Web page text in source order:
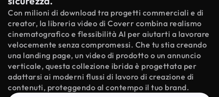
Con milioni di download tra progetti commerciali e di
creator, la libreria video di Coverr combina realismo
cinematografico e flessibilità AI per aiutarti a lavorare
velocemente senza compromessi. Che tu stia creando
una landing page, un video di prodotto o un annuncio
verticale, questa collezione ibrida è progettata per
adattarsi ai moderni flussi di lavoro di creazione di
contenuti, proteggendo al contempo il tuo brand.